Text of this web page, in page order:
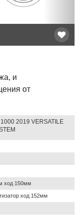
и
от
2019 VERSATILE
ход 150мм
ход 152мм